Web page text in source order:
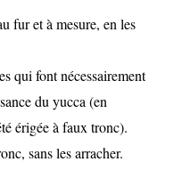
fur et à mesure, en les
qui font nécessairement
du yucca (en
érigée à faux tronc).
sans les arracher.